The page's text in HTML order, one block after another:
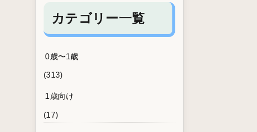
カテゴリー一覧
0歳〜1歳
(313)
1歳向け
(17)